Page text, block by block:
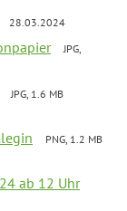
28.03.2024
JPG,
JPG, 1.6 MB
PNG, 1.2 MB
ab 12 Uhr